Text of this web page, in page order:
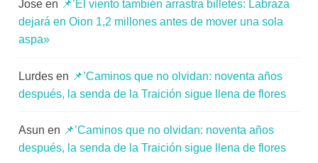
Jose en 📌’El viento también arrastra billetes: Labraza
dejará en Oion 1,2 millones antes de mover una sola
aspa»
Lurdes en 📌’Caminos que no olvidan: noventa años
después, la senda de la Traición sigue llena de flores
Asun en 📌’Caminos que no olvidan: noventa años
después, la senda de la Traición sigue llena de flores